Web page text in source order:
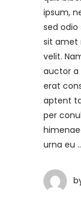
ipsum,
sed
sit amet
velit.
auctor a
erat
aptent
per
urna eu